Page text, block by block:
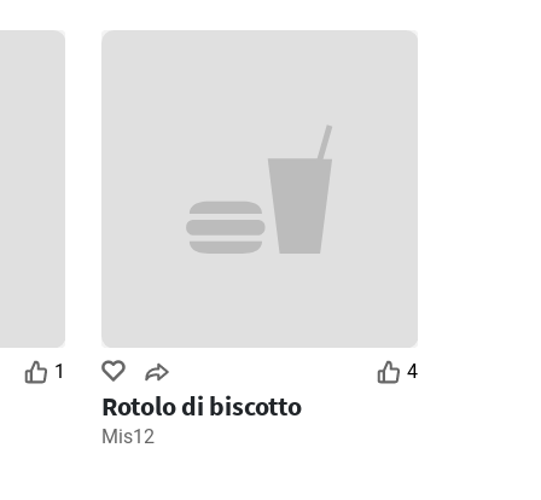
1 4
Rotolo di biscotto
Mis12